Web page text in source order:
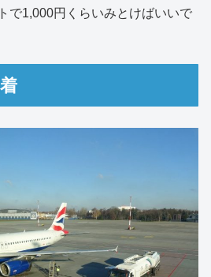
で1,000円くらいみとけばいいで